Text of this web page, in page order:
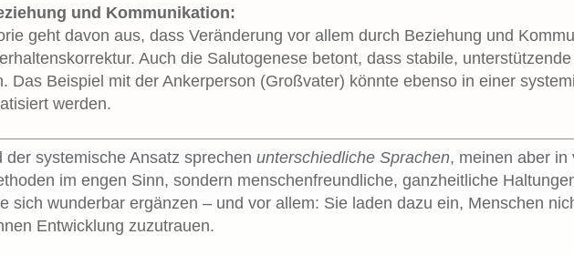
und Kommunikation:
geht davon aus, dass Veränderung vor allem durch Beziehung und
Auch die Salutogenese betont, dass stabile,
Das Beispiel mit der Ankerperson (Großvater) könnte ebenso in einer
werden.
der systemische Ansatz sprechenunterschiedliche Sprachen, meinen aber
im engen Sinn, sondern menschenfreundliche, ganzheitliche
sich wunderbar ergänzen – und vor allem: Sie laden dazu ein, Menschen
Entwicklung zuzutrauen.